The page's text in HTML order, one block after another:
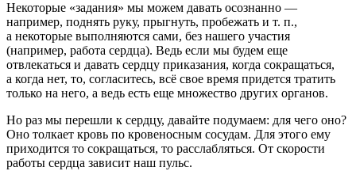
Некоторые «задания» мы можем давать осознанно —
например, поднять руку, прыгнуть, пробежать и т. п.,
а некоторые выполняются сами, без нашего участия
(например, работа сердца). Ведь если мы будем еще
отвлекаться и давать сердцу приказания, когда сокращаться,
а когда нет, то, согласитесь, всё свое время придется тратить
только на него, а ведь есть еще множество других органов.
Но раз мы перешли к сердцу, давайте подумаем: для чего оно?
Оно толкает кровь по кровеносным сосудам. Для этого ему
приходится то сокращаться, то расслабляться. От скорости
работы сердца зависит наш пульс.